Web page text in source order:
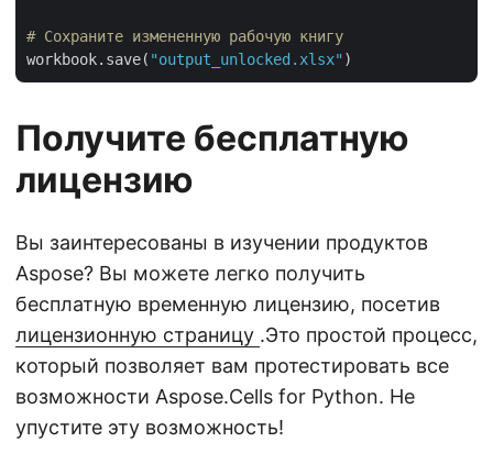
# Сохраните измененную рабочую книгу
workbook.save( "output_unlocked.xlsx"
Получите бесплатную
лицензию
Вы заинтересованы в изучении продуктов
Aspose? Вы можете легко получить
бесплатную временную лицензию, посетив
лицензионную страницу .Это простой процесс,
который позволяет вам протестировать все
возможности Aspose.Cells for Python. Не
упустите эту возможность!